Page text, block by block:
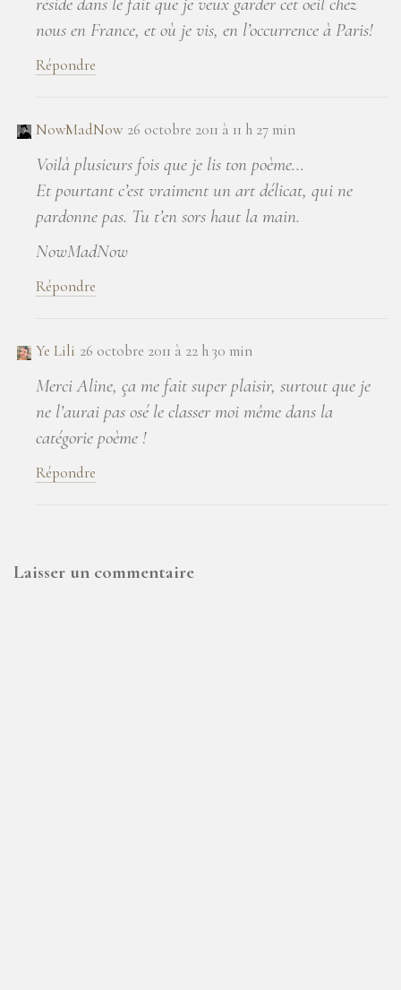
nous en France, et où je vis, en l’occurrence à Paris!
Répondre
NowMadNow 26 octobre 2011 à 11 h 27 min
Voilà plusieurs fois que je lis ton poème…
Et pourtant c’est vraiment un art délicat, qui ne
pardonne pas. Tu t’en sors haut la main.
NowMadNow
Répondre
Ye Lili 26 octobre 2011 à 22 h 30 min
Merci Aline, ça me fait super plaisir, surtout que je
ne l’aurai pas osé le classer moi même dans la
catégorie poème !
Répondre
Laisser un commentaire